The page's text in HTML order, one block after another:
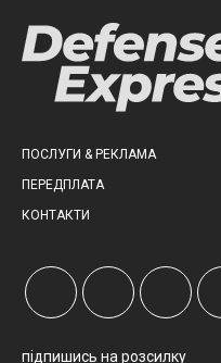
ПОСЛУГИ & РЕКЛАМА
ПЕРЕДПЛАТА
КОНТАКТИ
підпишись на розсилку